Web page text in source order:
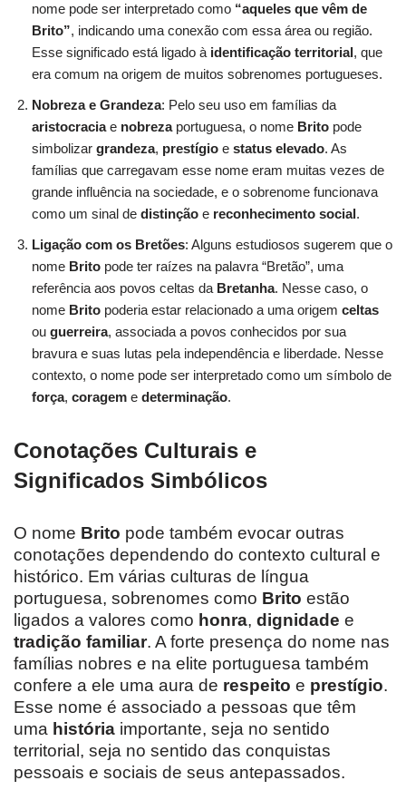
nome pode ser interpretado como “aqueles que vêm de
Brito”, indicando uma conexão com essa área ou região.
Esse significado está ligado à identificação territorial, que
era comum na origem de muitos sobrenomes portugueses.
Nobreza e Grandeza: Pelo seu uso em famílias da
aristocraciae nobrezaportuguesa, o nome Brito pode
simbolizar grandeza, prestígio e status elevado. As
famílias que carregavam esse nome eram muitas vezes de
grande influência na sociedade, e o sobrenome funcionava
como um sinal de distinção e reconhecimento social.
Ligação com os Bretões: Alguns estudiosos sugerem que o
nome Brito pode ter raízes na palavra “Bretão”, uma
referência aos povos celtas da Bretanha. Nesse caso, o
nome Brito poderia estar relacionado a uma origem celtas
ou guerreira, associada a povos conhecidos por sua
bravura e suas lutas pela independência e liberdade. Nesse
contexto, o nome pode ser interpretado como um símbolo de
força, coragem e determinação.
Conotações Culturais e
Significados Simbólicos
O nome Brito pode também evocar outras
conotações dependendo do contexto cultural e
histórico. Em várias culturas de língua
portuguesa, sobrenomes como Brito estão
ligados a valores como honra, dignidade e
tradição familiar. A forte presença do nome nas
famílias nobres e na elite portuguesa também
confere a ele uma aura de respeito e prestígio.
Esse nome é associado a pessoas que têm
uma história importante, seja no sentido
territorial, seja no sentido das conquistas
pessoais e sociais de seus antepassados.